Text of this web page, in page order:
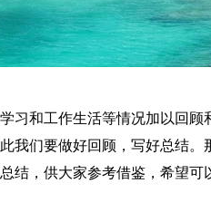
习和工作生活等情况加以回顾
我们要做好回顾，写好总结。
结，供大家参考借鉴，希望可